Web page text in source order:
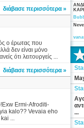
διάβασε περισσότερα »
ο έρωτας που
δεν είναι μόνο
ότι λειτουργείς ...
διάβασε περισσότερα »
Ermi-Afroditi-
kalo?? Vevaia eho
...
...